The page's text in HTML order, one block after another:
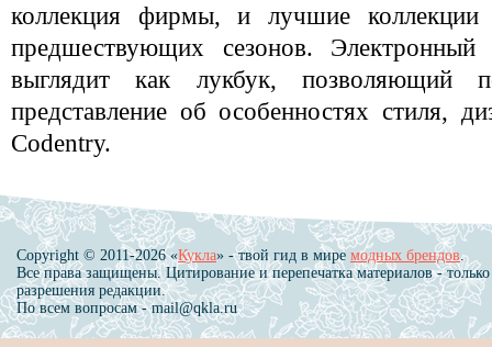
коллекция фирмы, и лучшие
предшествующих сезонов. Электронный
выглядит как лукбук, позволяющий
представление об особенностях стиля,
Codentry.
Copyright © 2011-2026 «Кукла» - твой гид в миремодных брендов.
Все права защищены. Цитирование и перепечатка материалов - только
разрешения редакции.
По всем вопросам - mail@qkla.ru